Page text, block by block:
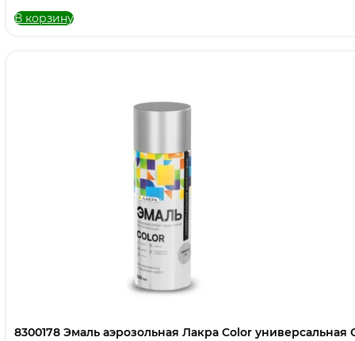
В корзину
8300178 Эмаль аэрозольная Лакра Color универсальная